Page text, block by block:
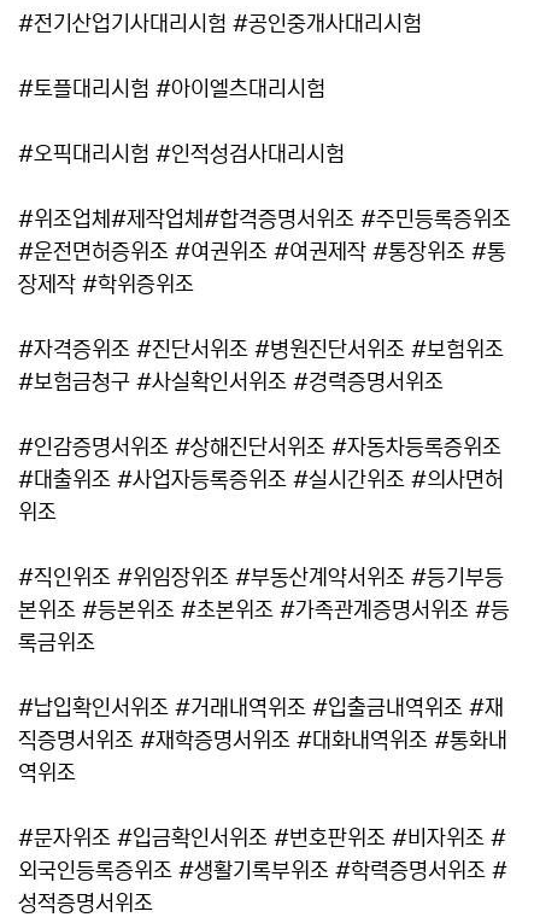
#전기산업기사대리시험 #공인중개사대리시험
#토플대리시험 #아이엘츠대리시험
#오픽대리시험 #인적성검사대리시험
#위조업체#제작업체#합격증명서위조 #주민등록증위조
#운전면허증위조 #여권위조 #여권제작 #통장위조 #통
장제작 #학위증위조
#자격증위조 #진단서위조 #병원진단서위조 #보험위조
#보험금청구 #사실확인서위조 #경력증명서위조
#인감증명서위조 #상해진단서위조 #자동차등록증위조
#대출위조 #사업자등록증위조 #실시간위조 #의사면허
위조
#직인위조 #위임장위조 #부동산계약서위조 #등기부등
본위조 #등본위조 #초본위조 #가족관계증명서위조 #등
록금위조
#납입확인서위조 #거래내역위조 #입출금내역위조 #재
직증명서위조 #재학증명서위조 #대화내역위조 #통화내
역위조
#문자위조 #입금확인서위조 #번호판위조 #비자위조 #
외국인등록증위조 #생활기록부위조 #학력증명서위조 #
성적증명서위조